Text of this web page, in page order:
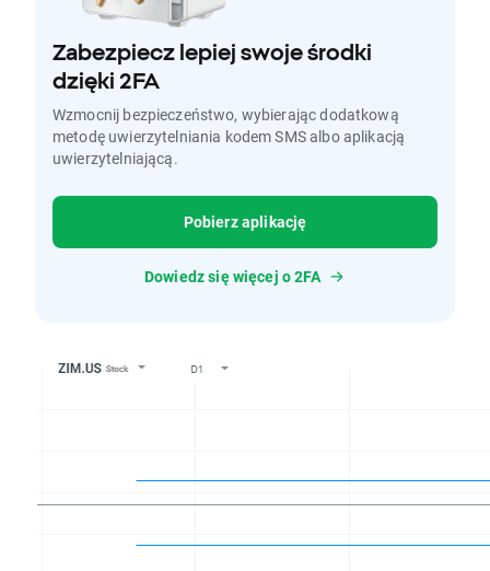
Zabezpiecz lepiej swoje środki
dzięki 2FA
Wzmocnij bezpieczeństwo, wybierając dodatkową
metodę uwierzytelniania kodem SMS albo aplikacją
uwierzytelniającą.
Pobierz aplikację
Dowiedz się więcej o 2FA